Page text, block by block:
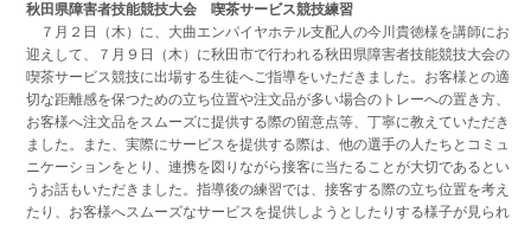
秋田県障害者技能競技大会 喫茶サービス競技練習
７月２日（木）に、大曲エンパイヤホテル支配人の今川貴徳様を講師にお
迎えして、７月９日（木）に秋田市で行われる秋田県障害者技能競技大会の
喫茶サービス競技に出場する生徒へご指導をいただきました。お客様との適
切な距離感を保つための立ち位置や注文品が多い場合のトレーへの置き方、
お客様へ注文品をスムーズに提供する際の留意点等、丁寧に教えていただき
ました。また、実際にサービスを提供する際は、他の選手の人たちとコミュ
ニケーションをとり、連携を図りながら接客に当たることが大切であるとい
うお話もいただきました。指導後の練習では、接客する際の立ち位置を考え
たり、お客様へスムーズなサービスを提供しようとしたりする様子が見られ